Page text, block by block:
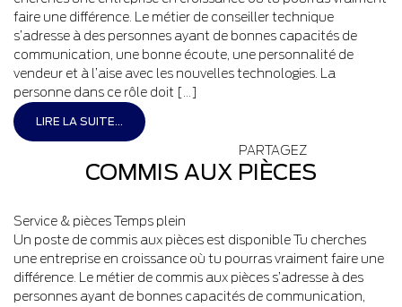
faire une différence. Le métier de conseiller technique
s’adresse à des personnes ayant de bonnes capacités de
communication, une bonne écoute, une personnalité de
vendeur et à l’aise avec les nouvelles technologies. La
personne dans ce rôle doit […]
LIRE LA SUITE...
PARTAGEZ
COMMIS AUX PIÈCES
Service & piècesTemps plein
Un poste de commis aux pièces est disponible Tu cherches
une entreprise en croissance où tu pourras vraiment faire une
différence. Le métier de commis aux pièces s’adresse à des
personnes ayant de bonnes capacités de communication,